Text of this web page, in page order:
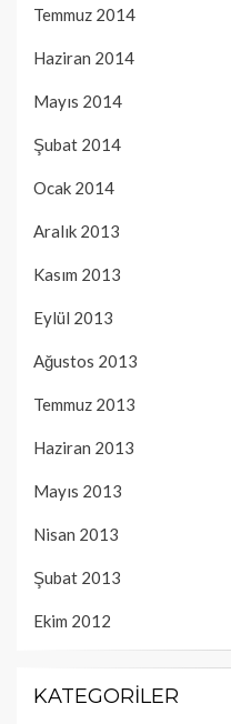
Temmuz 2014
Haziran 2014
Mayıs 2014
Şubat 2014
Ocak 2014
Aralık 2013
Kasım 2013
Eylül 2013
Ağustos 2013
Temmuz 2013
Haziran 2013
Mayıs 2013
Nisan 2013
Şubat 2013
Ekim 2012
KATEGORILER